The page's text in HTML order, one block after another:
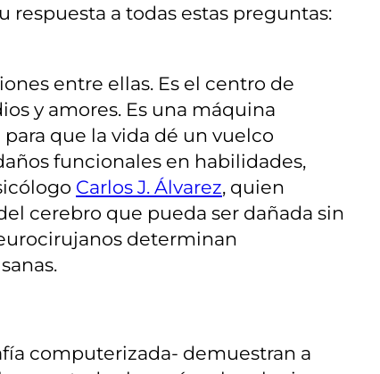
respuesta a todas estas preguntas:
entre ellas. Es el centro de
y amores. Es una máquina
que la vida dé un vuelco
funcionales en habilidades,
Carlos J. Álvarez, quien
cerebro que pueda ser dañada sin
determinan
computerizada- demuestran a